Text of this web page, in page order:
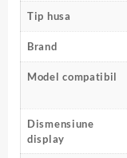
Tip husa
Brand
Model compatibil
Dismensiune
display